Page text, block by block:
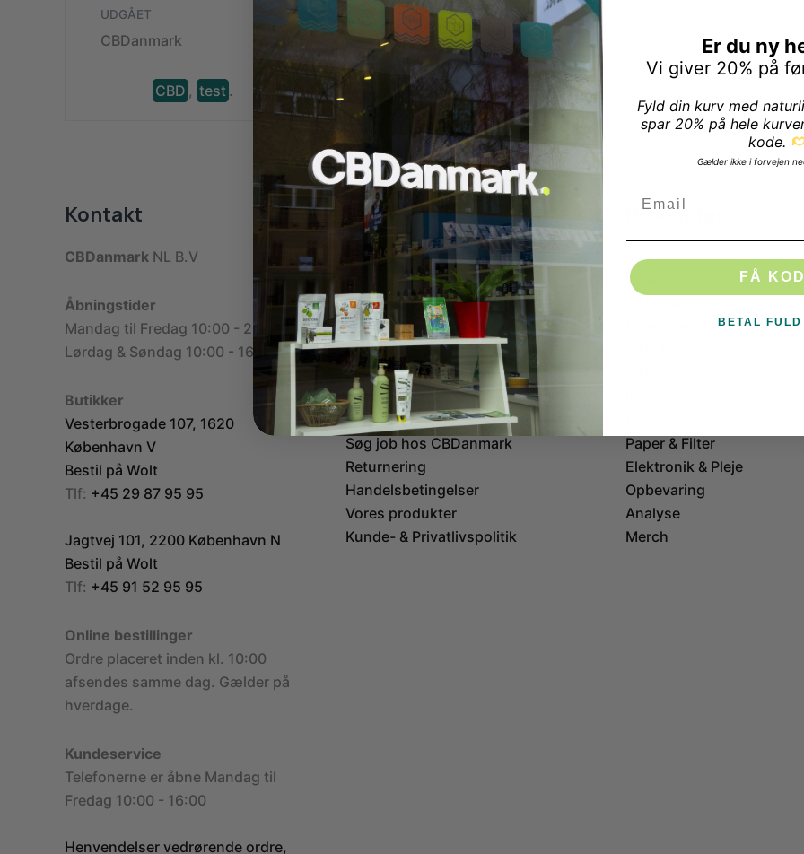
159,00 kr.
UDGÅET
CBDanmark
CBD , test .
Kontakt
CBDanmark NL B.V
Åbningstider
Mandag til Fredag 10:00 - 20:00
Lørdag & Søndag 10:00 - 16:00
Butikker
Vesterbrogade 107, 1620
København V
Bestil på Wolt
Tlf: +45 29 87 95 95
Jagtvej 101, 2200 København N
Bestil på Wolt
Tlf: +45 91 52 95 95
Online bestillinger
Ordre placeret inden kl. 10:00
afsendes samme dag. Gælder på
hverdage.
Kundeservice
Telefonerne er åbne Mandag til
Fredag 10:00 - 16:00
Henvendelser vedrørende ordre,
Sider
Forside
Kasse
Kurv
Kontakt
Bliv forhandler
Om os
Blog
Søg job hos CBDanmark
Returnering
Handelsbetingelser
Vores produkter
Kunde- & Privatlivspolitik
Produkter
Kategorier
Wellness
Paper & Filter
Elektronik & Pleje
Opbevaring
Analyse
Merch
Er du ny
Vi giver 20% på
Fyld din kurv med
spar 20% på hele
kode.
Gælder ikke i forvejen
FÅ
BETAL